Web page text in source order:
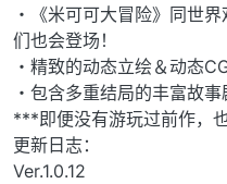
・《米可可大冒险》同世
们也会登场！
・精致的动态立绘＆动态
・包含多重结局的丰富故
***即便没有游玩过前作，
更新日志：
Ver.1.0.12